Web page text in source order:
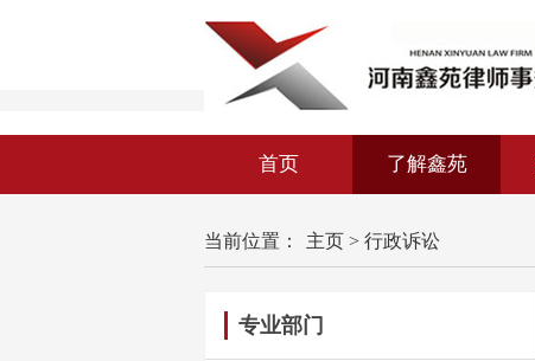
首页 了解鑫苑
当前位置： 主页 > 行政诉讼
专业部门